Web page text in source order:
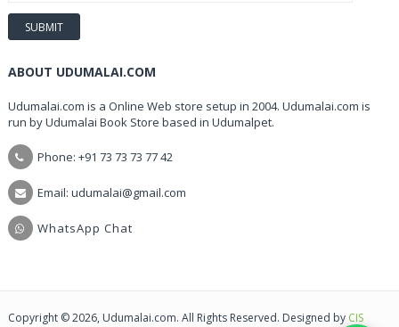
ABOUT UDUMALAI.COM
Udumalai.com is a Online Web store setup in 2004. Udumalai.com is
run by Udumalai Book Store based in Udumalpet.
Phone: +91 73 73 73 77 42
Email: udumalai@gmail.com
WhatsApp Chat
Copyright © 2026, Udumalai.com. All Rights Reserved. Designed by CIS